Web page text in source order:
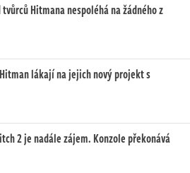
tvůrců Hitmana nespoléhá na žádného z
lákají na jejich nový projekt s
2 je nadále zájem. Konzole překonává